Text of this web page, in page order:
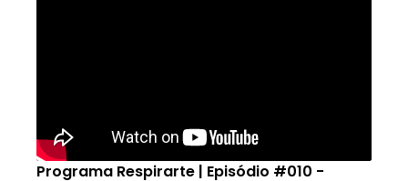
Programa Respirarte | Episódio #010 -